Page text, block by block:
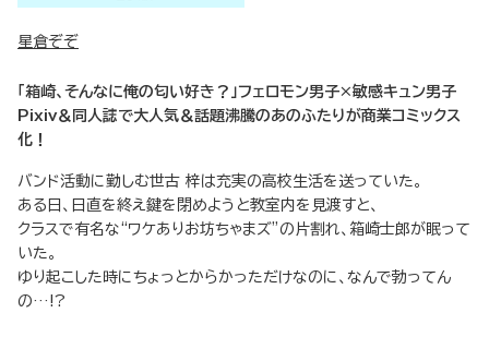
星倉ぞぞ
「箱崎、そんなに俺の匂い好き？」フェロモン男子×敏感キュン男子
Pixiv＆同人誌で大人気＆話題沸騰のあのふたりが商業コミックス
化！
バンド活動に勤しむ世古 梓は充実の高校生活を送っていた。
ある日、日直を終え鍵を閉めようと教室内を見渡すと、
クラスで有名な“ワケありお坊ちゃまズ”の片割れ、箱崎士郎が眠って
いた。
ゆり起こした時にちょっとからかっただけなのに、なんで勃ってん
の…!?